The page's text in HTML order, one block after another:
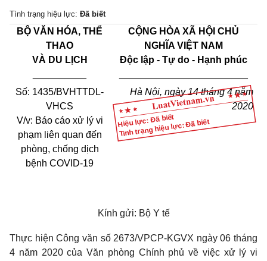
Tình trạng hiệu lực: Đã biết
Hiệu lực: Đã biết
Tình trạng hiệu lực: Đã biết
BỘ VĂN HÓA, THỂ
THAO
VÀ DU LỊCH
Số: 1435/BVHTTDL-
VHCS
V/v: Báo cáo xử lý vi
phạm liên quan đến
phòng, chống dịch
bệnh COVID-19
CỘNG HÒA XÃ HỘI CHỦ
NGHĨA VIỆT NAM
Độc lập - Tự do - Hạnh phúc
Hà Nội, ngày 14 tháng 4 năm
2020
Kính gửi: Bộ Y tế
Thực hiện Công văn số 2673/VPCP-KGVX ngày 06 tháng
4 năm 2020 của Văn phòng Chính phủ về việc xử lý vi